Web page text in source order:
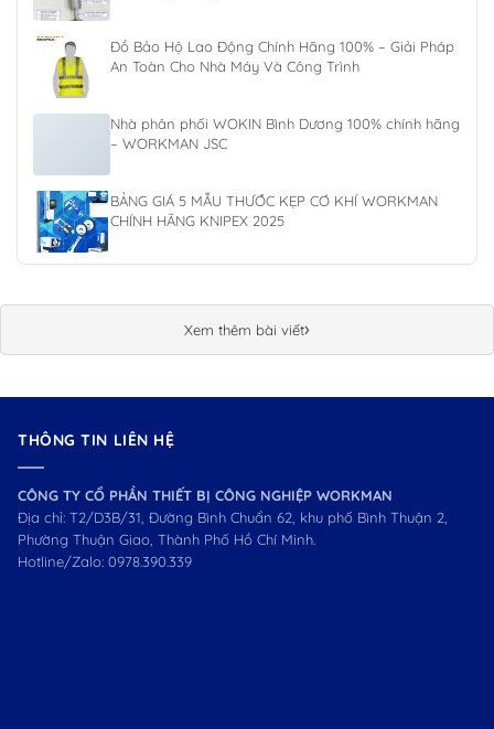
Đồ Bảo Hộ Lao Động Chính Hãng 100% – Giải Pháp
An Toàn Cho Nhà Máy Và Công Trình
Nhà phân phối WOKIN Bình Dương 100% chính hãng
– WORKMAN JSC
BẢNG GIÁ 5 MẪU THƯỚC KẸP CƠ KHÍ WORKMAN
CHÍNH HÃNG KNIPEX 2025
Xem thêm bài viết›
THÔNG TIN LIÊN HỆ
CÔNG TY CỔ PHẦN THIẾT BỊ CÔNG NGHIỆP WORKMAN
Địa chỉ: T2/D3B/31, Đường Bình Chuẩn 62, khu phố Bình Thuận 2,
Phường Thuận Giao, Thành Phố Hồ Chí Minh.
Hotline/Zalo: 0978.390.339